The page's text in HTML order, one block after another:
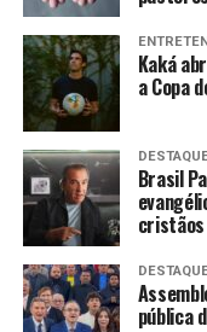
Kaká
a Copa
Brasil
cristãos
pública